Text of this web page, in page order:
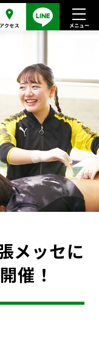
メッセに
催！